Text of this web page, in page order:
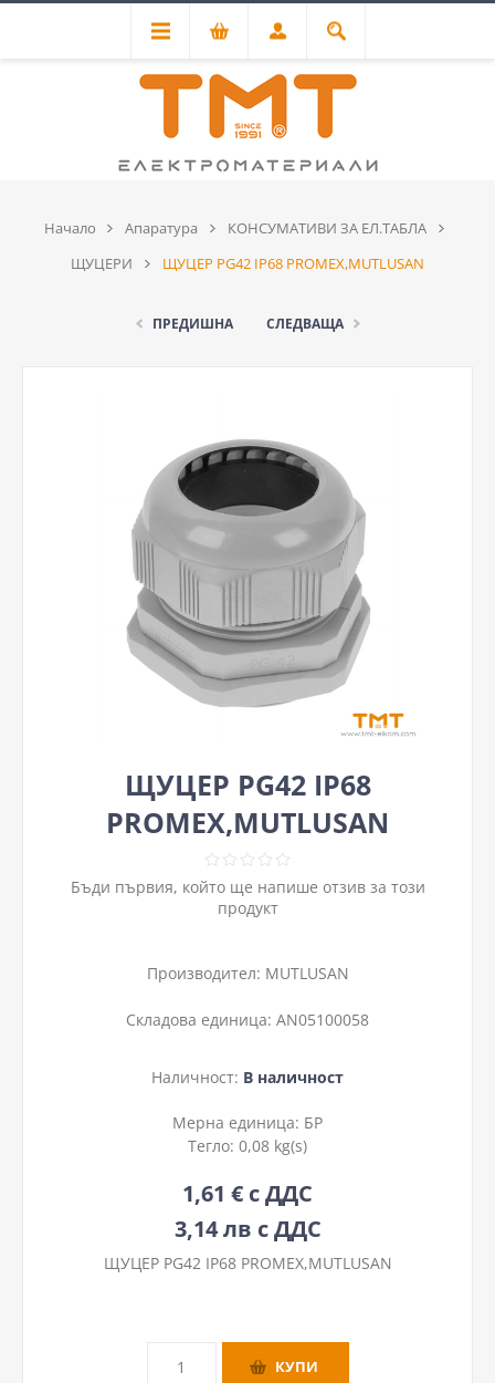
Начало Апаратура
КОНСУМАТИВИ ЗА ЕЛ.ТАБЛА
ЩУЦЕРИ
ЩУЦЕР PG42 IP68 PROMEX,MUTLUSAN
ПРЕДИШНА СЛЕДВАЩА
ЩУЦЕР PG42 IP68
PROMEX,MUTLUSAN
Бъди първия, който ще напише отзив за този
продукт
Производител: MUTLUSAN
Складова единица: AN05100058
Наличност: В наличност
Мерна единица: БР
Тегло: 0,08 kg(s)
1,61 € с ДДС
3,14 лв с ДДС
ЩУЦЕР PG42 IP68 PROMEX,MUTLUSAN